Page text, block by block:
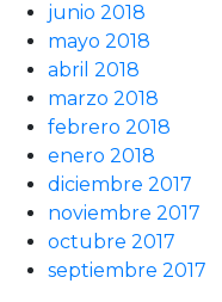
junio 2018
mayo 2018
abril 2018
marzo 2018
febrero 2018
enero 2018
diciembre 2017
noviembre 2017
octubre 2017
septiembre 2017